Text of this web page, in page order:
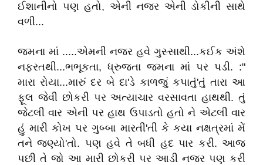
ઈશાનીનો પણ હતો, એની નજર એની ડોકીની સાથે
વળી...
જમના માં .....એમની નજર હવે ગુસ્સાથી...કઈક અંશે
નફરતથી...ભભૂકતા, ધ્રુજતા જમના માં પર પડી. :"
મારા રોયા...મારું દર બે દા'ડે કાળજું કપાતું'તું તારા આ
ફૂલ જેવી છોકરી પર અત્યાચાર વરસાવતા હાથથી. તું
જેટલી વાર એની પર હાથ ઉપાડતો હતો ને એટલી વાર
હું મારી કોખ પર ગુબ્બા મારતી'તી કે કયા નક્ષત્રમાં મેં
તને જણ્યો'તો. પણ હવે તે બધી હદ પાર કરી. આજ
પછી તે જો આ મારી છોકરી પર આડી નજર પણ કરી